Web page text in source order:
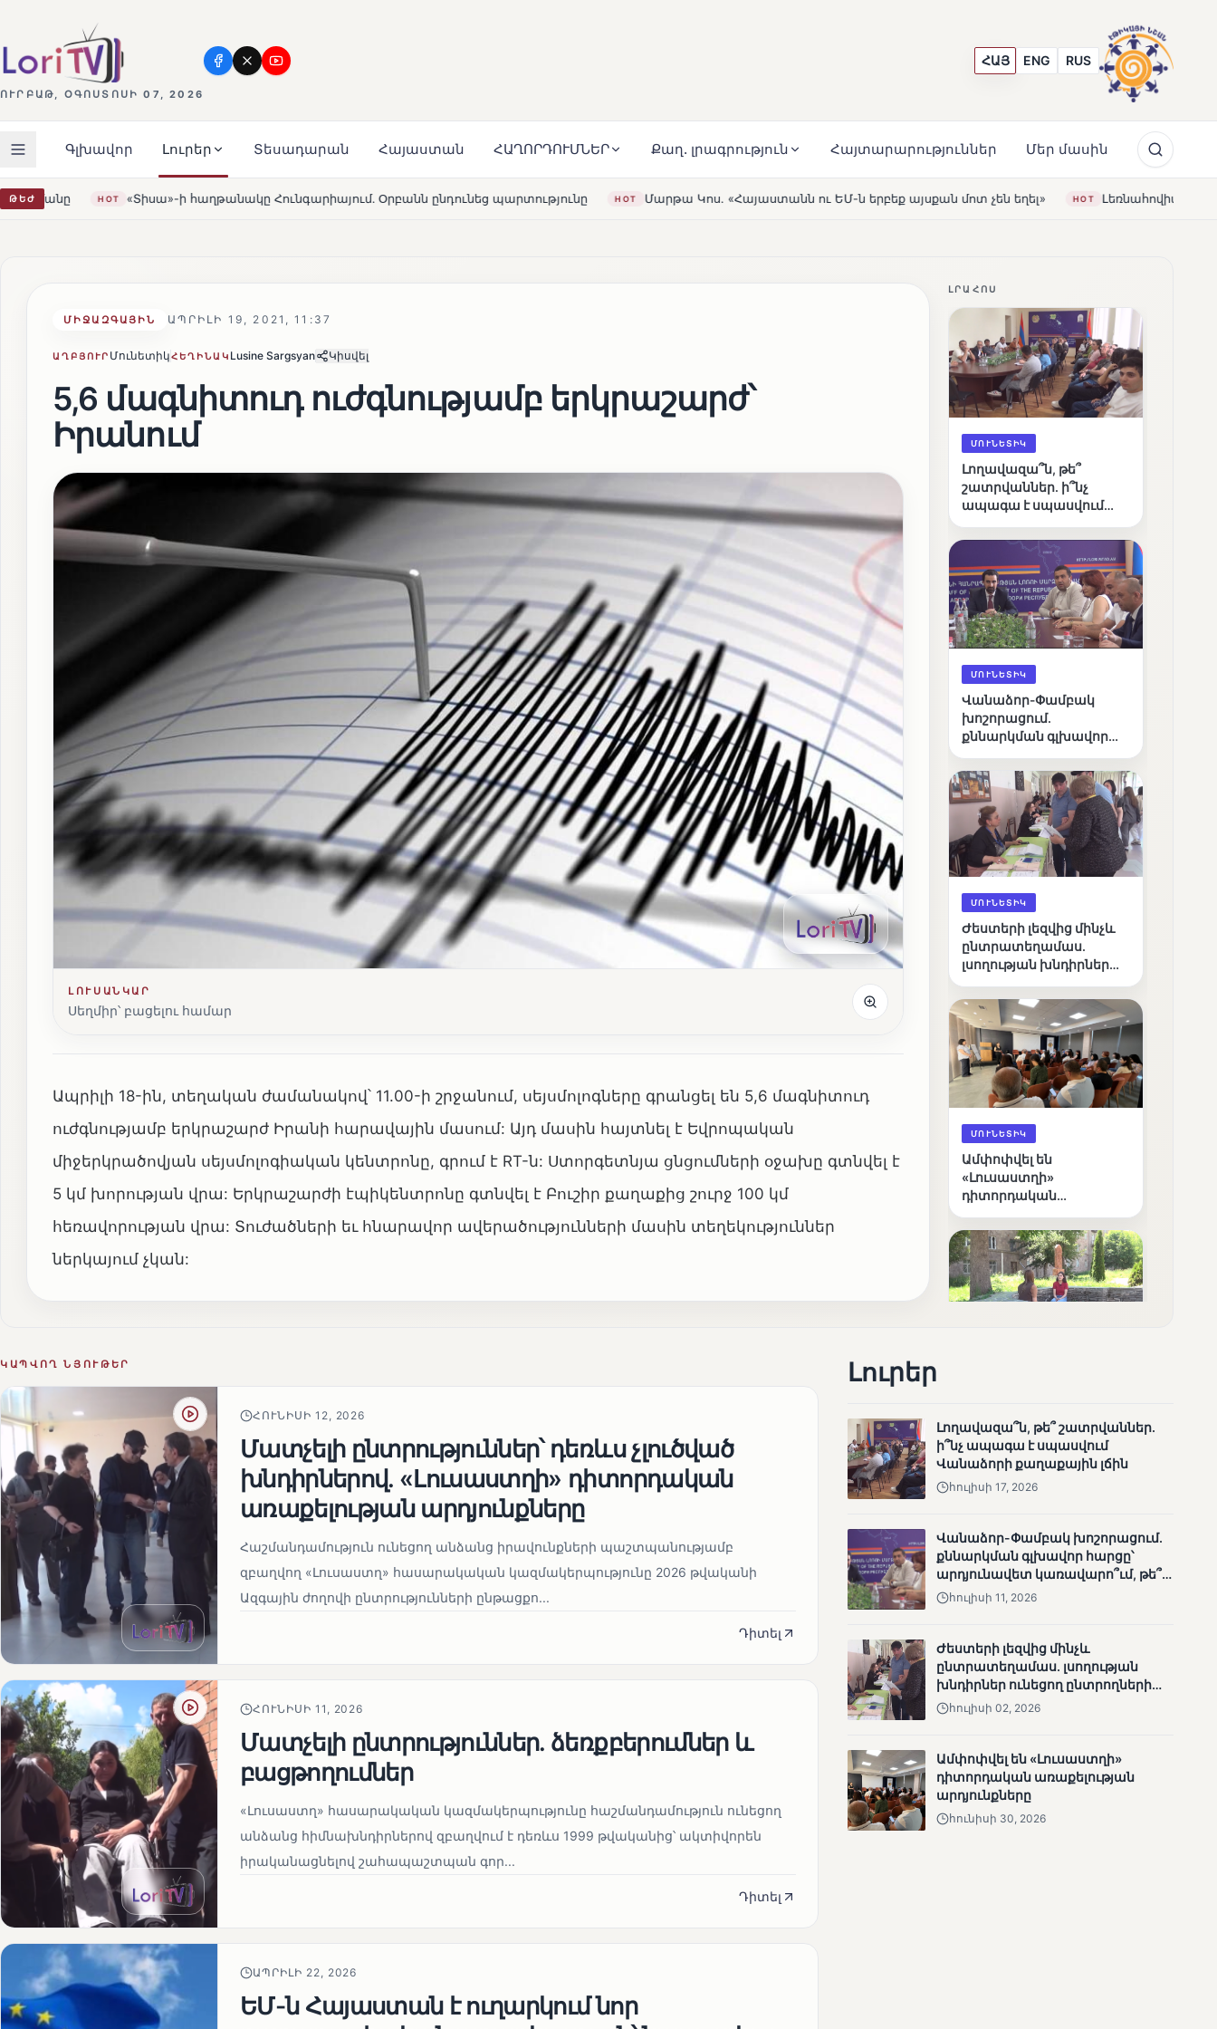
ՈՒՐԲԱԹ, ՕԳՈՍՏՈՍԻ 07, 2026
ՀԱՅ ENG RUS
Գլխավոր Լուրեր Տեսադարան Հայաստան ՀԱՂՈՐԴՈՒՄՆԵՐ Քաղ. լրագրություն Հայտարարություններ Մեր մասին
ԹԵԺի հաղթանակը Հունգարիայում․ Օրբանն ընդունեց պարտությունը HOT Մարթա Կոս. «Հայաստանն ու ԵՄ-ն երբեք այսքան մոտ չեն եղել» HOT Լեռնահովիտի Սուրբ Ստեփանոս
ՄԻՋԱԶԳԱՅԻՆ ԱՊՐԻԼԻ 19, 2021, 11:37
ԱՂԲՅՈՒՐ ՄունետիկՀԵՂԻՆԱԿ Lusine Sargsyan Կիսվել
5,6 մագնիտուդ ուժգնությամբ երկրաշարժ՝
Իրանում
ԼՈՒՍԱՆԿԱՐ
Սեղմիր՝ բացելու համար
Ապրիլի 18-ին, տեղական ժամանակով՝ 11.00-ի շրջանում, սեյսմոլոգները գրանցել են 5,6 մագնիտուդ
ուժգնությամբ երկրաշարժ Իրանի հարավային մասում: Այդ մասին հայտնել է Եվրոպական
միջերկրածովյան սեյսմոլոգիական կենտրոնը, գրում է RT-ն: Ստորգետնյա ցնցումների օջախը գտնվել է
5 կմ խորության վրա: Երկրաշարժի էպիկենտրոնը գտնվել է Բուշիր քաղաքից շուրջ 100 կմ
հեռավորության վրա: Տուժածների եւ հնարավոր ավերածությունների մասին տեղեկություններ
ներկայում չկան:
ԼՐԱՀՈՍ
ՄՈՒՆԵՏԻԿ
Լողավազա՞ն, թե՞
շատրվաններ. ի՞նչ
ապագա է սպասվում
լճին
ՄՈՒՆԵՏԻԿ
Վանաձոր-Փամբակ
խոշորացում.
քննարկման գլխավոր
կառավարո՞ւմ, թե՞
քաղաքական նպատակ
ՄՈՒՆԵՏԻԿ
Ժեստերի լեզվից մինչև
ընտրատեղամաս.
լսողության խնդիրներ
ճանապարհը
ՄՈՒՆԵՏԻԿ
Ամփոփվել են
«Լուսաստղի»
դիտորդական
արդյունքները
ՄՈՒՆԵՏԻԿ
Շարունակվում են
անհետացած
անչափահասների
որոնողական
աշխատանքները
ԿԱՊՎՈՂ ՆՅՈՒԹԵՐ
ՀՈՒՆԻՍԻ 12, 2026
Մատչելի ընտրություններ՝ դեռևս չլուծված
խնդիրներով. «Լուսաստղի» դիտորդական
առաքելության արդյունքները
Հաշմանդամություն ունեցող անձանց իրավունքների պաշտպանությամբ
զբաղվող «Լուսաստղ» հասարակական կազմակերպությունը 2026 թվականի
Ազգային ժողովի ընտրությունների ընթացքո...
Դիտել
ՀՈՒՆԻՍԻ 11, 2026
Մատչելի ընտրություններ. ձեռքբերումներ և
բացթողումներ
«Լուսաստղ» հասարակական կազմակերպությունը հաշմանդամություն ունեցող
անձանց հիմնախնդիրներով զբաղվում է դեռևս 1999 թվականից՝ ակտիվորեն
իրականացնելով շահապաշտպան գոր...
Դիտել
ԱՊՐԻԼԻ 22, 2026
ԵՄ-ն Հայաստան է ուղարկում նոր
Լուրեր
Լողավազա՞ն, թե՞ շատրվաններ.
ի՞նչ ապագա է սպասվում
Վանաձորի քաղաքային լճին
հուլիսի 17, 2026
Վանաձոր-Փամբակ խոշորացում.
քննարկման գլխավոր հարցը՝
արդյունավետ կառավարո՞ւմ, թե՞
քաղաքական նպատակ
հուլիսի 11, 2026
Ժեստերի լեզվից մինչև
ընտրատեղամաս. լսողության
խնդիրներ ունեցող ընտրողների
ճանապարհը
հուլիսի 02, 2026
Ամփոփվել են «Լուսաստղի»
դիտորդական առաքելության
արդյունքները
հունիսի 30, 2026